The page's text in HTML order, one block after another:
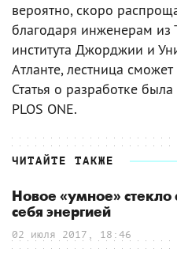
вероятно, скоро
благодаря инженерам из
института Джорджии и
Атланте, лестница
Статья о разработке была
PLOS ONE.
ЧИТАЙТЕ ТАКЖЕ
Новое «умное»
себя энергией
02 июля 2017, 18:46